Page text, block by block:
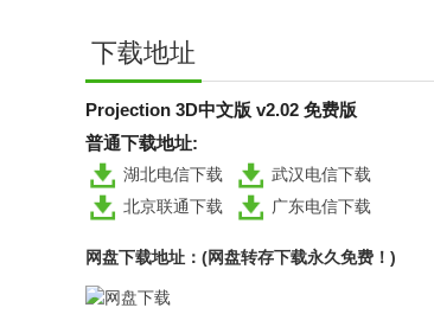
下载地址
Projection 3D中文版 v2.02 免费版
普通下载地址:
湖北电信下载
武汉电信下载
北京联通下载
广东电信下载
网盘下载地址：(网盘转存下载永久免费！)